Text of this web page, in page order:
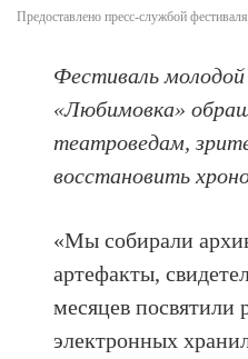
Предоставлено пресс-службой
Фестиваль
«Любимовка»
театроведам,
восстановить
«Мы собирали
артефакты,
месяцев посвятили
электронных